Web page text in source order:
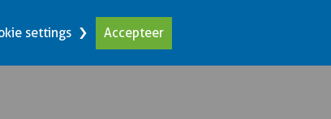
procedure kan aardig wat tijd kosten; vul dus zo snel
met ons op voor meer informatie en wij helpen je
settings Accepteer